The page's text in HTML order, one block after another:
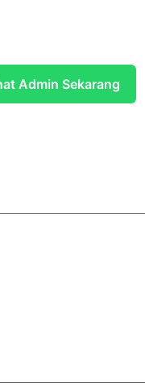
Admin Sekarang